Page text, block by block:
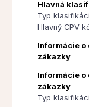
Hlavná
Typ
Hlavný CPV
Informácie
zákazky
Informácie
zákazky
Typ